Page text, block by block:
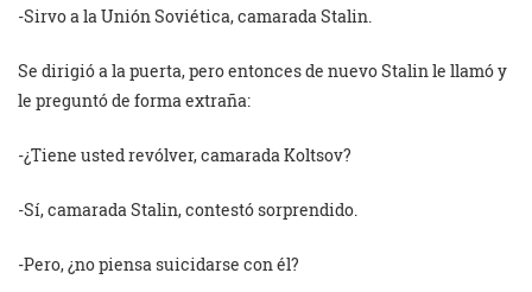
-Sirvo a la Unión Soviética, camarada Stalin.
Se dirigió a la puerta, pero entonces de nuevo Stalin le llamó y
le preguntó de forma extraña:
-¿Tiene usted revólver, camarada Koltsov?
-Sí, camarada Stalin, contestó sorprendido.
-Pero, ¿no piensa suicidarse con él?